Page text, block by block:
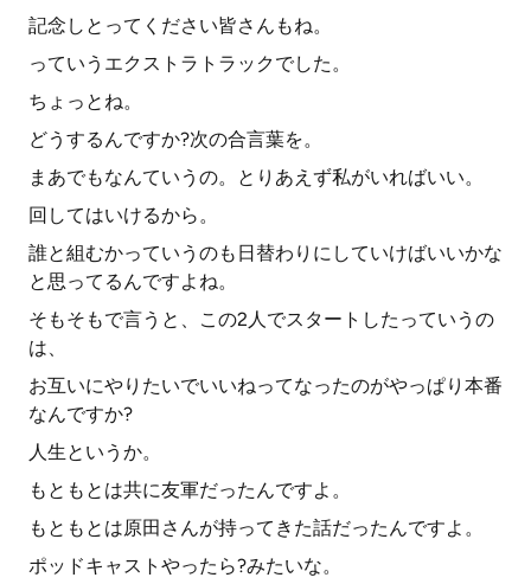
記念しとってください皆さんもね。
っていうエクストラトラックでした。
ちょっとね。
どうするんですか?次の合言葉を。
まあでもなんていうの。とりあえず私がいればいい。
回してはいけるから。
誰と組むかっていうのも日替わりにしていけばいいかな
と思ってるんですよね。
そもそもで言うと、この2人でスタートしたっていうの
は、
お互いにやりたいでいいねってなったのがやっぱり本番
なんですか?
人生というか。
もともとは共に友軍だったんですよ。
もともとは原田さんが持ってきた話だったんですよ。
ポッドキャストやったら?みたいな。